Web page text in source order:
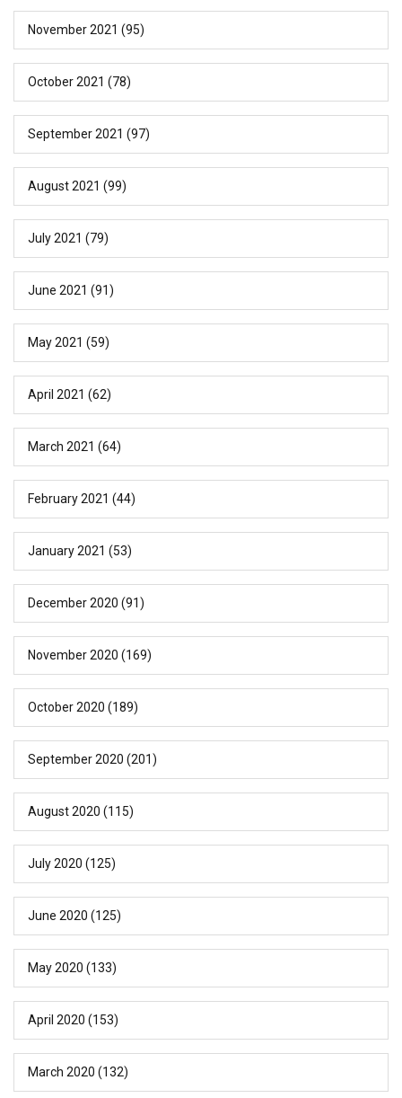
November 2021 (95)
October 2021 (78)
September 2021 (97)
August 2021 (99)
July 2021 (79)
June 2021 (91)
May 2021 (59)
April 2021 (62)
March 2021 (64)
February 2021 (44)
January 2021 (53)
December 2020 (91)
November 2020 (169)
October 2020 (189)
September 2020 (201)
August 2020 (115)
July 2020 (125)
June 2020 (125)
May 2020 (133)
April 2020 (153)
March 2020 (132)